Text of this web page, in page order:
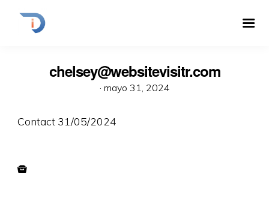
chelsey@websitevisitr.com
· mayo 31, 2024
Contact 31/05/2024